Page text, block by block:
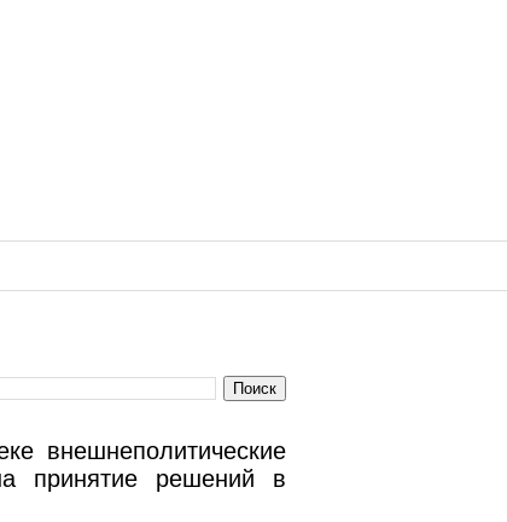
внешнеполитические
принятие решений в